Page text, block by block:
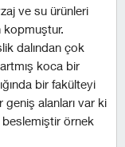
ve su ürünleri
kopmuştur.
dalından çok
koca bir
bir fakülteyi
alanları var ki
örnek